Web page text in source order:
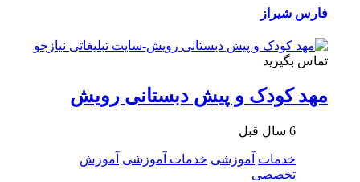
فارس شیراز
تماس بگیرید
مهد کودک و پیش دبستانی رویش
6 سال قبل
خدمات آموزشی خدمات آموزشی آموزش
تخصصی